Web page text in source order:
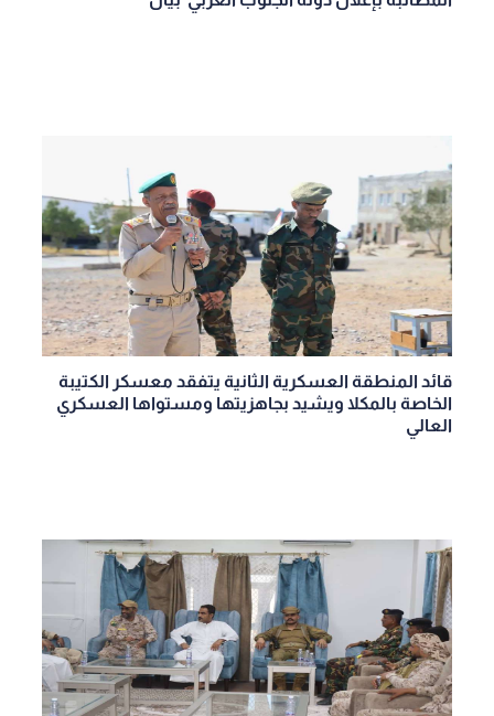
قائد المنطقة العسكرية الثانية يتفقد معسكر الكتيبة
الخاصة بالمكلا ويشيد بجاهزيتها ومستواها العسكري
العالي